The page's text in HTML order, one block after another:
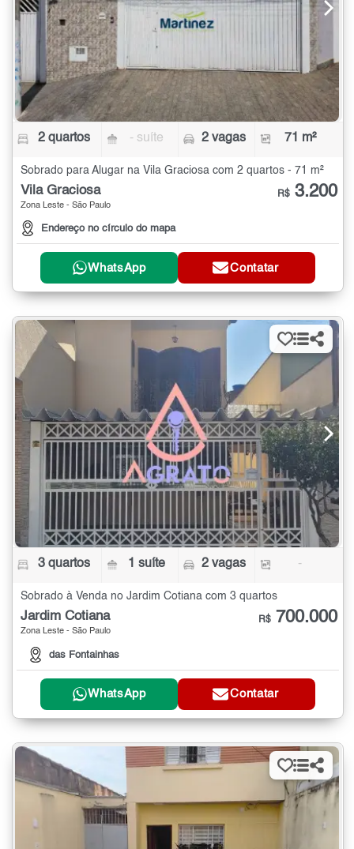
2 quartos - suíte 2 vagas 71 m²
Sobrado para Alugar na Vila Graciosa com 2 quartos - 71 m²
Vila Graciosa
Zona Leste - São Paulo
Endereço no círculo do mapa
R$ 3.200
WhatsApp Contatar
3 quartos 1 suíte 2 vagas -
Sobrado à Venda no Jardim Cotiana com 3 quartos
Jardim Cotiana
Zona Leste - São Paulo
das Fontainhas
R$ 700.000
WhatsApp Contatar